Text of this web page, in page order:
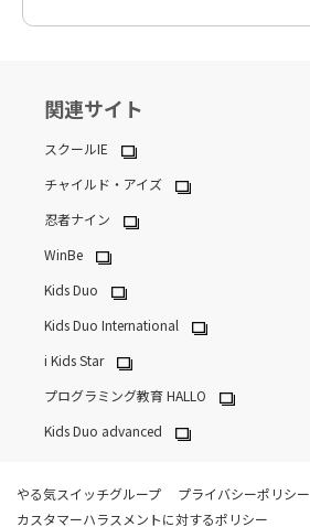
関連サイト
スクールIE
チャイルド・アイズ
忍者ナイン
WinBe
Kids Duo
Kids Duo International
i Kids Star
プログラミング教育 HALLO
Kids Duo advanced
やる気スイッチグループ
プライバシーポリシー
カスタマーハラスメントに対するポリシー